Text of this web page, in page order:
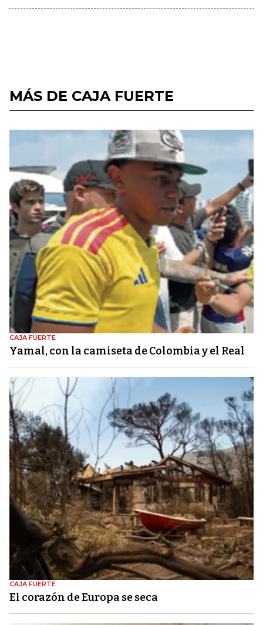
MÁS DE CAJA FUERTE
CAJA FUERTE
Yamal, con la camiseta de Colombia y el Real
CAJA FUERTE
El corazón de Europa se seca